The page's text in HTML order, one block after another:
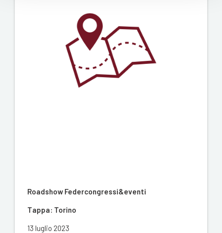
Roadshow Federcongressi&eventi
Tappa: Torino
13 luglio 2023